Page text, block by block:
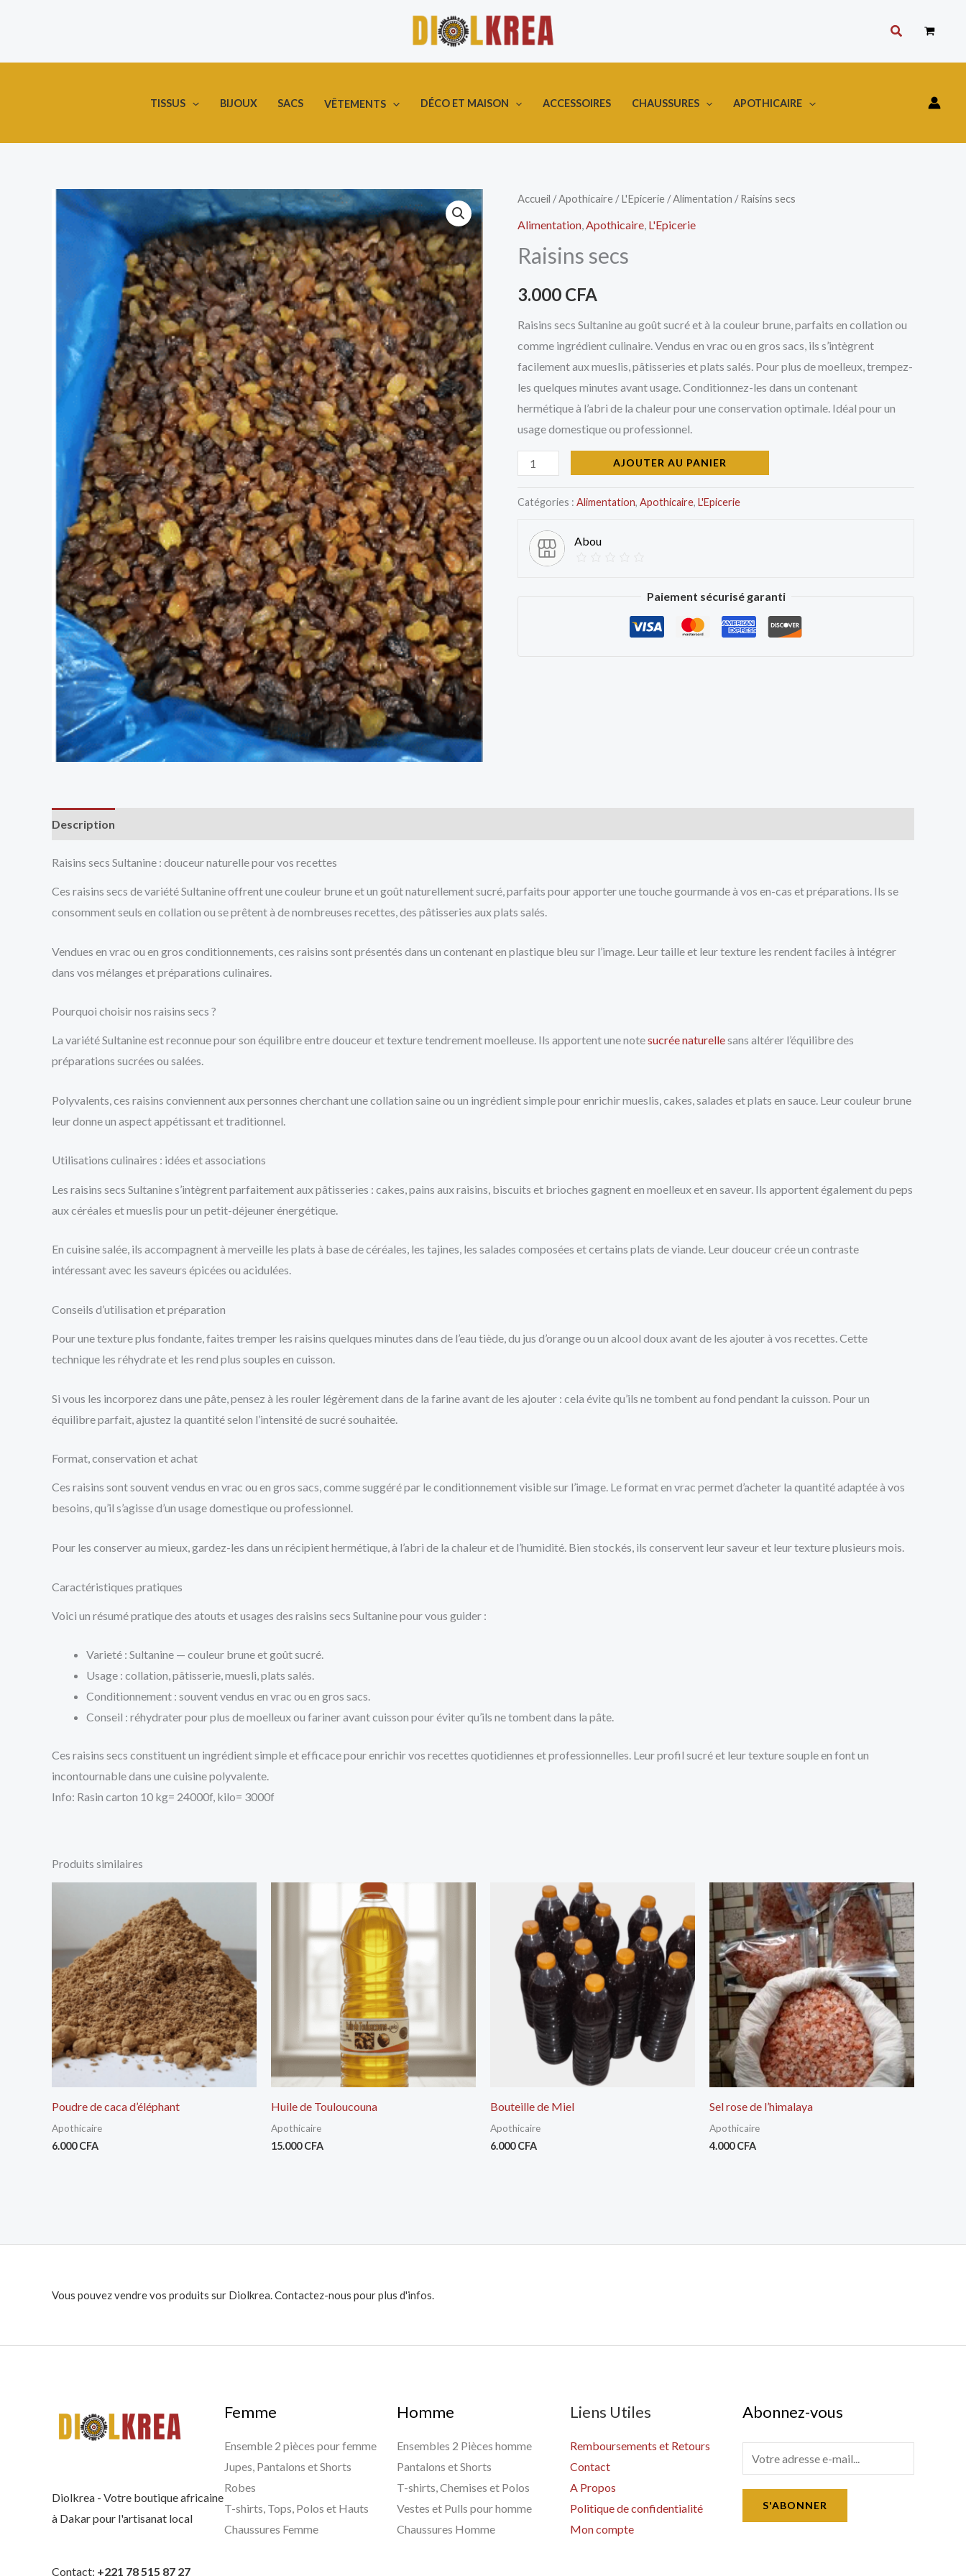
Rechercher
TISSUS BIJOUX SACS VÊTEMENTS DÉCO ET MAISON ACCESSOIRES CHAUSSURES APOTHICAIRE
Accueil /Apothicaire /L'Epicerie /Alimentation / Raisins secs
Alimentation Apothicaire L'Epicerie
Raisins secs
3.000 CFA
Raisins secs Sultanine au goût sucré et à la couleur brune, parfaits en collation ou
comme ingrédient culinaire. Vendus en vrac ou en gros sacs, ils s’intègrent
facilement aux mueslis, pâtisseries et plats salés. Pour plus de moelleux, trempez-
les quelques minutes avant usage. Conditionnez-les dans un contenant
hermétique à l’abri de la chaleur pour une conservation optimale. Idéal pour un
usage domestique ou professionnel.
quantité
de
secs
AJOUTER AU PANIER
Catégories : Alimentation, Apothicaire, L'Epicerie
Abou
Paiement sécurisé garanti
Description
Raisins secs Sultanine : douceur naturelle pour vos recettes
Ces raisins secs de variété Sultanine offrent une couleur brune et un goût naturellement sucré, parfaits pour apporter une touche gourmande à vos en-cas et préparations. Ils se
consomment seuls en collation ou se prêtent à de nombreuses recettes, des pâtisseries aux plats salés.
Vendues en vrac ou en gros conditionnements, ces raisins sont présentés dans un contenant en plastique bleu sur l’image. Leur taille et leur texture les rendent faciles à intégrer
dans vos mélanges et préparations culinaires.
Pourquoi choisir nos raisins secs ?
La variété Sultanine est reconnue pour son équilibre entre douceur et texture tendrement moelleuse. Ils apportent une notesucrée naturellesans altérer l’équilibre des
préparations sucrées ou salées.
Polyvalents, ces raisins conviennent aux personnes cherchant une collation saine ou un ingrédient simple pour enrichir mueslis, cakes, salades et plats en sauce. Leur couleur brune
leur donne un aspect appétissant et traditionnel.
Utilisations culinaires : idées et associations
Les raisins secs Sultanine s’intègrent parfaitement aux pâtisseries : cakes, pains aux raisins, biscuits et brioches gagnent en moelleux et en saveur. Ils apportent également du peps
aux céréales et mueslis pour un petit-déjeuner énergétique.
En cuisine salée, ils accompagnent à merveille les plats à base de céréales, les tajines, les salades composées et certains plats de viande. Leur douceur crée un contraste
intéressant avec les saveurs épicées ou acidulées.
Conseils d’utilisation et préparation
Pour une texture plus fondante, faites tremper les raisins quelques minutes dans de l’eau tiède, du jus d’orange ou un alcool doux avant de les ajouter à vos recettes. Cette
technique les réhydrate et les rend plus souples en cuisson.
Si vous les incorporez dans une pâte, pensez à les rouler légèrement dans de la farine avant de les ajouter : cela évite qu’ils ne tombent au fond pendant la cuisson. Pour un
équilibre parfait, ajustez la quantité selon l’intensité de sucré souhaitée.
Format, conservation et achat
Ces raisins sont souvent vendus en vrac ou en gros sacs, comme suggéré par le conditionnement visible sur l’image. Le format en vrac permet d’acheter la quantité adaptée à vos
besoins, qu’il s’agisse d’un usage domestique ou professionnel.
Pour les conserver au mieux, gardez-les dans un récipient hermétique, à l’abri de la chaleur et de l’humidité. Bien stockés, ils conservent leur saveur et leur texture plusieurs mois.
Caractéristiques pratiques
Voici un résumé pratique des atouts et usages des raisins secs Sultanine pour vous guider :
Varieté : Sultanine — couleur brune et goût sucré.
Usage : collation, pâtisserie, muesli, plats salés.
Conditionnement : souvent vendus en vrac ou en gros sacs.
Conseil : réhydrater pour plus de moelleux ou fariner avant cuisson pour éviter qu’ils ne tombent dans la pâte.
Ces raisins secs constituent un ingrédient simple et efficace pour enrichir vos recettes quotidiennes et professionnelles. Leur profil sucré et leur texture souple en font un
incontournable dans une cuisine polyvalente.
Info: Rasin carton 10 kg= 24000f, kilo= 3000f
Produits similaires
Poudre de caca d’éléphant
Apothicaire
6.000CFA
Huile de Touloucouna
Apothicaire
15.000CFA
Bouteille de Miel
Apothicaire
6.000CFA
Sel rose de l’himalaya
Apothicaire
4.000CFA
Vous pouvez vendre vos produits sur Diolkrea. Contactez-nous pour plus d'infos.
Diolkrea - Votre boutique africaine
à Dakar pour l'artisanat local
Contact: +221 78 515 87 27
Femme
Ensemble 2 pièces pour femme
Jupes, Pantalons et Shorts
Robes
T-shirts, Tops, Polos et Hauts
Chaussures Femme
Homme
Ensembles 2 Pièces homme
Pantalons et Shorts
T-shirts, Chemises et Polos
Vestes et Pulls pour homme
Chaussures Homme
Liens Utiles
Remboursements et Retours
Contact
A Propos
Politique de confidentialité
Mon compte
Abonnez-vous
m
a
S'ABONNER